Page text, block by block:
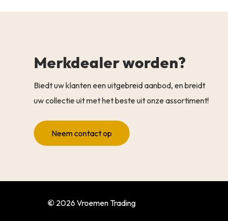
Merkdealer worden?
Biedt uw klanten een uitgebreid aanbod, en breidt
uw collectie uit met het beste uit onze assortiment!
Neem contact op
© 2026Vroemen Trading